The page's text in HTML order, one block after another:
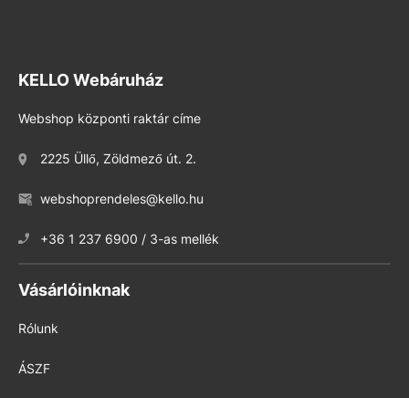
KELLO Webáruház
Webshop központi raktár címe
2225 Üllő, Zöldmező út. 2.
webshoprendeles@kello.hu
+36 1 237 6900 / 3-as mellék
Vásárlóinknak
Rólunk
ÁSZF